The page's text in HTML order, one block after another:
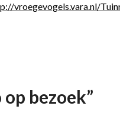
vroegevogels.vara.nl/
op bezoek”